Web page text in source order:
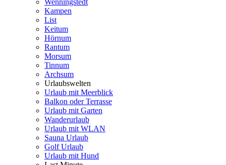
Wenningstedt
Kampen
List
Keitum
Hörnum
Rantum
Morsum
Tinnum
Archsum
Urlaubswelten
Urlaub mit Meerblick
Balkon oder Terrasse
Urlaub mit Garten
Wanderurlaub
Urlaub mit WLAN
Sauna Urlaub
Golf Urlaub
Urlaub mit Hund